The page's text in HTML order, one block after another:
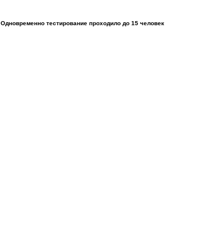
Одновременно тестирование проходило до 15 человек